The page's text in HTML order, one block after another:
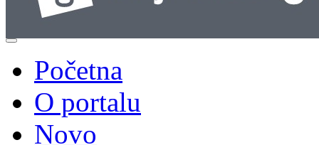
Početna
O portalu
Novo